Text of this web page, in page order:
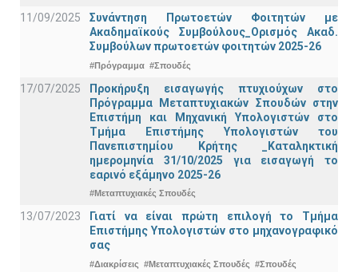
11/09/2025
Συνάντηση Πρωτοετών Φοιτητών με
Ακαδημαϊκούς Συμβούλους_Ορισμός Ακαδ.
Συμβούλων πρωτοετών φοιτητών 2025-26
#Πρόγραμμα #Σπουδές
17/07/2025
Προκήρυξη εισαγωγής πτυχιούχων στo
Πρόγραμμα Μεταπτυχιακών Σπουδών στην
Επιστήμη και Μηχανική Υπολογιστών στο
Τμήμα Eπιστήμης Υπολογιστών του
Πανεπιστημίου Κρήτης _Καταληκτική
ημερομηνία 31/10/2025 για εισαγωγή το
εαρινό εξάμηνο 2025-26
#Μεταπτυχιακές Σπουδές
13/07/2023
Γιατί να είναι πρώτη επιλογή το Τμήμα
Επιστήμης Υπολογιστών στο μηχανογραφικό
σας
#Διακρίσεις #Μεταπτυχιακές Σπουδές #Σπουδές